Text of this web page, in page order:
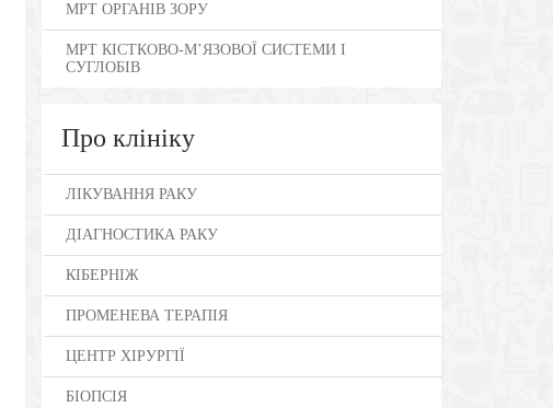
МРТ ОРГАНІВ ЗОРУ
МРТ КІСТКОВО-М’ЯЗОВОЇ СИСТЕМИ І
СУГЛОБІВ
Про клініку
ЛІКУВАННЯ РАКУ
ДІАГНОСТИКА РАКУ
КІБЕРНІЖ
ПРОМЕНЕВА ТЕРАПІЯ
ЦЕНТР ХІРУРГІЇ
БІОПСІЯ